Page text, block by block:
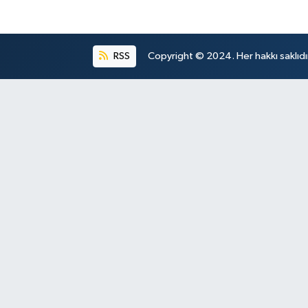
RSS Copyright © 2024. Her hakkı